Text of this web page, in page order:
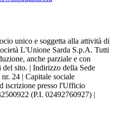
unico e soggetta alla attività di
L'Unione Sarda S.p.A. Tutti
anche parziale e con
sito. | Indirizzo della Sede
24 | Capitale sociale
iscrizione presso l'Ufficio
(P.I. 02492760927) |